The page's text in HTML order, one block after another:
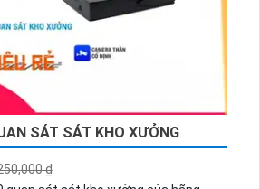
SÁT SÁT KHO XƯỞNG
₫